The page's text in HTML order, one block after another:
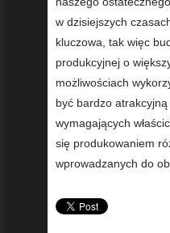
w dzisiejszych
kluczowa, tak więc
produkcyjnej o
możliwościach
być bardzo
wymagających
się produkowaniem
wprowadzanych do